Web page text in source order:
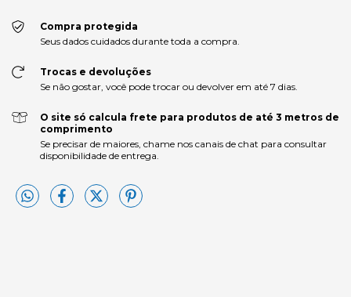
Compra protegida
Seus dados cuidados durante toda a compra.
Trocas e devoluções
Se não gostar, você pode trocar ou devolver em até 7 dias.
O site só calcula frete para produtos de até 3 metros de
comprimento
Se precisar de maiores, chame nos canais de chat para consultar
disponibilidade de entrega.